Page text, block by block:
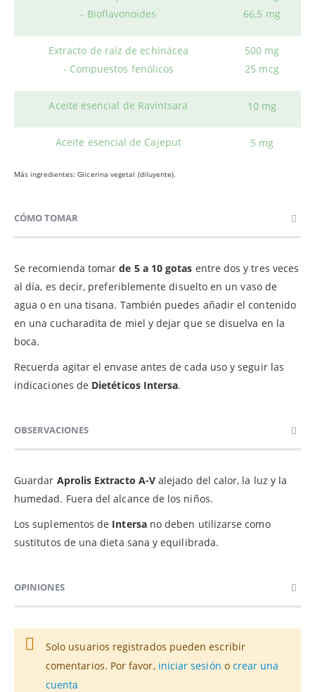
- Bioflavonoides
66,5 mg
Extracto de raíz de echinácea
- Compuestos fenólicos
500 mg
25 mcg
Aceite esencial de Ravintsara 10 mg
Aceite esencial de Cajeput 5 mg
Más ingredientes: Glicerina vegetal (diluyente).
CÓMO TOMAR
Se recomienda tomarde 5 a 10 gotas entre dos y tres veces
al día, es decir, preferiblemente disuelto en un vaso de
agua o en una tisana. También puedes añadir el contenido
en una cucharadita de miel y dejar que se disuelva en la
boca.
Recuerda agitar el envase antes de cada uso y seguir las
indicaciones de Dietéticos Intersa.
OBSERVACIONES
Guardar Aprolis Extracto A-Valejado del calor, la luz y la
humedad. Fuera del alcance de los niños.
Los suplementos de Intersano deben utilizarse como
sustitutos de una dieta sana y equilibrada.
OPINIONES
Solo usuarios registrados pueden escribir
comentarios. Por favor, iniciar sesión o crear una
cuenta